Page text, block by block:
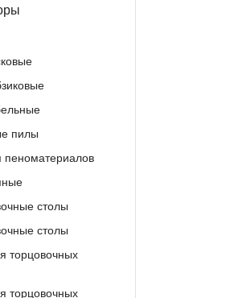
пилы
столы
столы
торцовочных
торцовочных